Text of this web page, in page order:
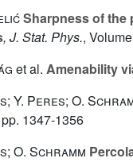
Sharpness of the
, J. Stat. Phys.,
et al. Amenability
Y. Peres; O.
1347-1356
O. Schramm